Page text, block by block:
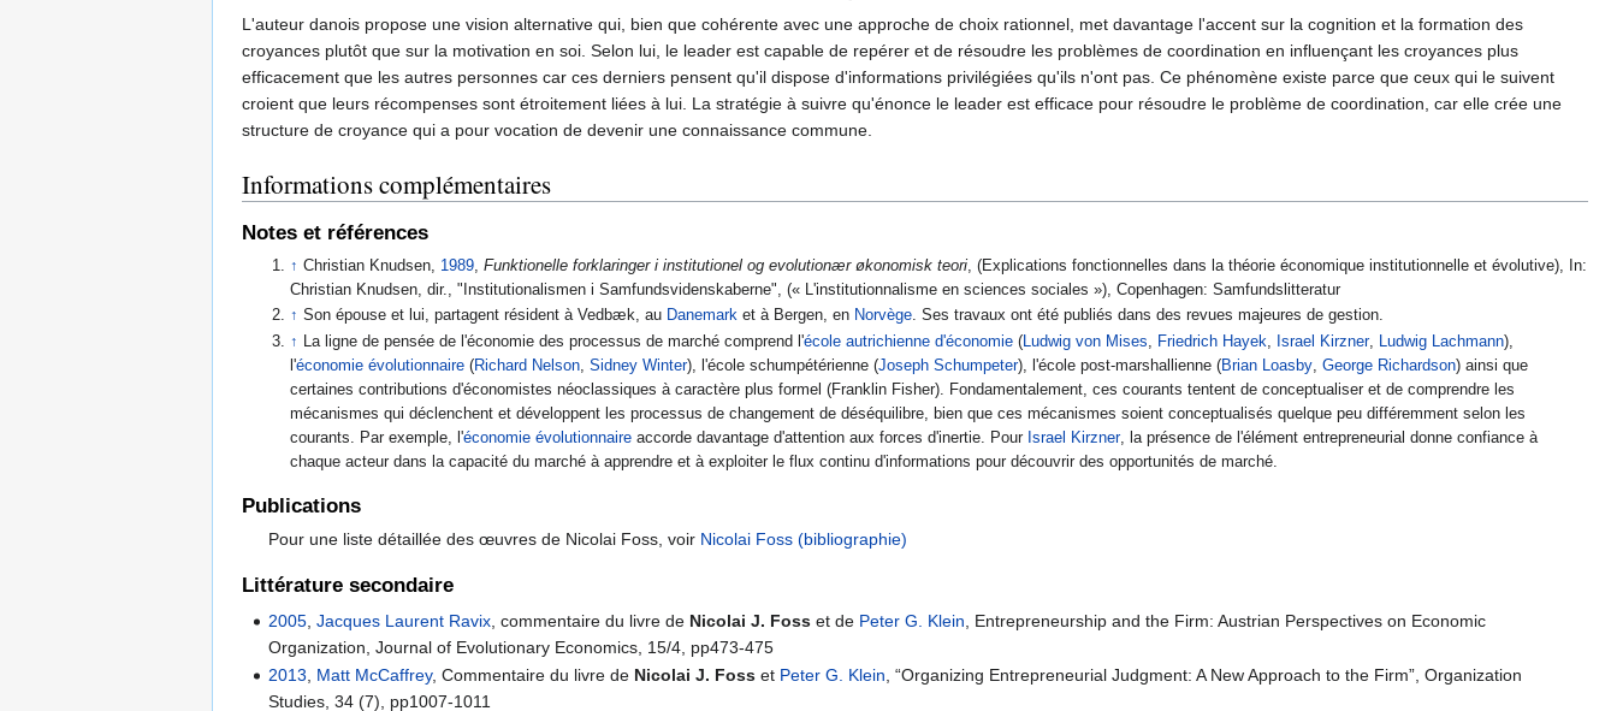
L'auteur danois propose une vision alternative qui, bien que cohérente avec une approche de choix rationnel, met davantage l'accent sur la cognition et la formation des
croyances plutôt que sur la motivation en soi. Selon lui, le leader est capable de repérer et de résoudre les problèmes de coordination en influençant les croyances plus
efficacement que les autres personnes car ces derniers pensent qu'il dispose d'informations privilégiées qu'ils n'ont pas. Ce phénomène existe parce que ceux qui le suivent
croient que leurs récompenses sont étroitement liées à lui. La stratégie à suivre qu'énonce le leader est efficace pour résoudre le problème de coordination, car elle crée une
structure de croyance qui a pour vocation de devenir une connaissance commune.
Informations complémentaires
Notes et références
↑ Christian Knudsen, 1989,Funktionelle forklaringer i institutionel og evolutionær økonomisk teori, (Explications fonctionnelles dans la théorie économique institutionnelle et évolutive), In:
Christian Knudsen, dir., "Institutionalismen i Samfundsvidenskaberne", (« L'institutionnalisme en sciences sociales »), Copenhagen: Samfundslitteratur
↑ Son épouse et lui, partagent résident à Vedbæk, au Danemark et à Bergen, en Norvège. Ses travaux ont été publiés dans des revues majeures de gestion.
↑
La ligne de pensée de l'économie des processus de marché comprend l'école autrichienne d'économie ( Ludwig von Mises Friedrich Hayek Israel Kirzner, Ludwig Lachmann),
l'économie évolutionnaire (Richard Nelson ,Sidney Winter), l'école schumpétérienne (Joseph Schumpeter), l'école post-marshallienne (Brian Loasby ,George Richardson) ainsi que
certaines contributions d'économistes néoclassiques à caractère plus formel (Franklin Fisher). Fondamentalement, ces courants tentent de conceptualiser et de comprendre les
mécanismes qui déclenchent et développent les processus de changement de déséquilibre, bien que ces mécanismes soient conceptualisés quelque peu différemment selon les
courants. Par exemple, l'économie évolutionnaire accorde davantage d'attention aux forces d'inertie. Pour Israel Kirzner, la présence de l'élément entrepreneurial donne confiance à
chaque acteur dans la capacité du marché à apprendre et à exploiter le flux continu d'informations pour découvrir des opportunités de marché.
Publications
Pour une liste détaillée des œuvres de Nicolai Foss, voir Nicolai Foss (bibliographie)
Littérature secondaire
2005 ,Jacques Laurent Ravix , commentaire du livre de Nicolai J. Foss et de Peter G. Klein , Entrepreneurship and the Firm: Austrian Perspectives on Economic
Organization, Journal of Evolutionary Economics, 15/4, pp473-475
2013
Matt McCaffrey, Commentaire du livre de Nicolai J. Foss et Peter G. Klein , “Organizing Entrepreneurial Judgment: A New Approach to the Firm”, Organization
Studies, 34 (7), pp1007-1011